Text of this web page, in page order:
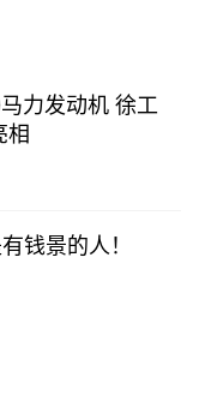
力发动机 徐工
相
钱景的人！